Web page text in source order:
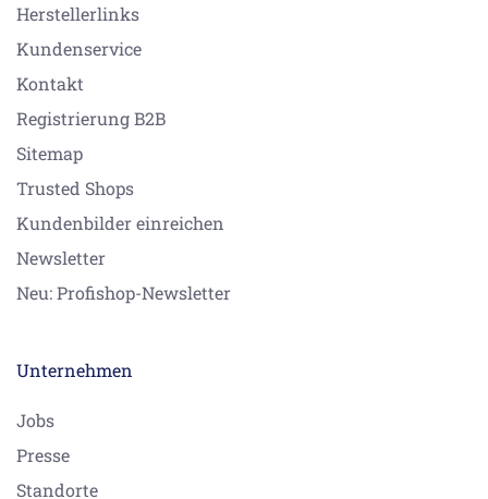
Herstellerlinks
Kundenservice
Kontakt
Registrierung B2B
Sitemap
Trusted Shops
Kundenbilder einreichen
Newsletter
Neu: Profishop-Newsletter
Unternehmen
Jobs
Presse
Standorte